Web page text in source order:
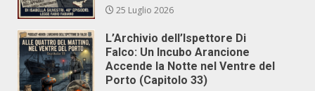
25 Luglio 2026
L’Archivio dell’Ispettore Di
Falco: Un Incubo Arancione
Accende la Notte nel Ventre del
Porto (Capitolo 33)